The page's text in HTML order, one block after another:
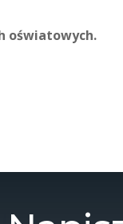
oświatowych.